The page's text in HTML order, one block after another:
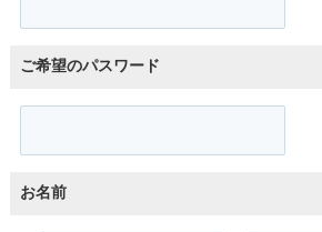
ご希望のパスワード
お名前